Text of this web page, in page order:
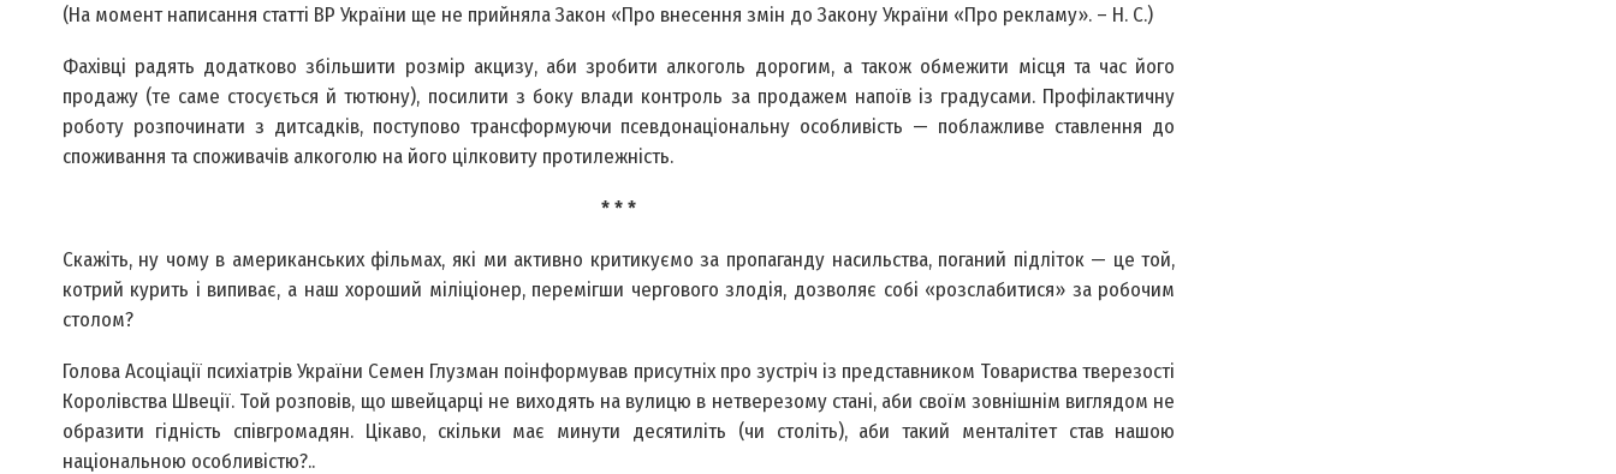
(На момент написання статті ВР України ще не прийняла Закон «Про внесення змін до Закону України «Про рекламу». – Н. С.)
Фахівці радять додатково збільшити розмір акцизу, аби зробити алкоголь дорогим, а також обмежити місця та час його
продажу (те саме стосується й тютюну), посилити з боку влади контроль за продажем напоїв із градусами. Профілактичну
роботу розпочинати з дитсадків, поступово трансформуючи псевдонаціональну особливість — поблажливе ставлення до
споживання та споживачів алкоголю на його цілковиту протилежність.
* * *
Скажіть, ну чому в американських фільмах, які ми активно критикуємо за пропаганду насильства, поганий підліток — це той,
котрий курить і випиває, а наш хороший міліціонер, перемігши чергового злодія, дозволяє собі «розслабитися» за робочим
столом?
Голова Асоціації психіатрів України Семен Глузман поінформував присутніх про зустріч із представником Товариства тверезості
Королівства Швеції. Той розповів, що швейцарці не виходять на вулицю в нетверезому стані, аби своїм зовнішнім виглядом не
образити гідність співгромадян. Цікаво, скільки має минути десятиліть (чи століть), аби такий менталітет став нашою
національною особливістю?..